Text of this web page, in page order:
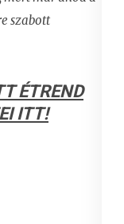
szabott
ÉTREND
ITT!